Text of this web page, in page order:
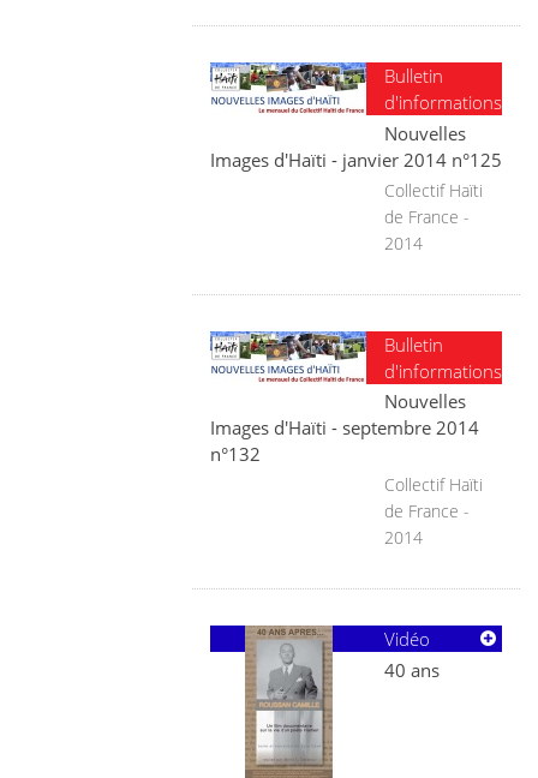
Bulletin
d'informations
Nouvelles
Images d'Haïti - janvier 2014 n°125
Collectif Haïti
de France -
2014
Bulletin
d'informations
Nouvelles
Images d'Haïti - septembre 2014
n°132
Collectif Haïti
de France -
2014
Vidéo
40 ans